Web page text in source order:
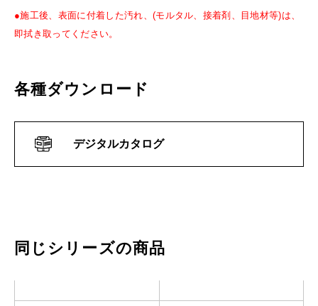
●施工後、表面に付着した汚れ、(モルタル、接着剤、目地材等)は、
即拭き取ってください。
各種ダウンロード
デジタルカタログ
同じシリーズの商品